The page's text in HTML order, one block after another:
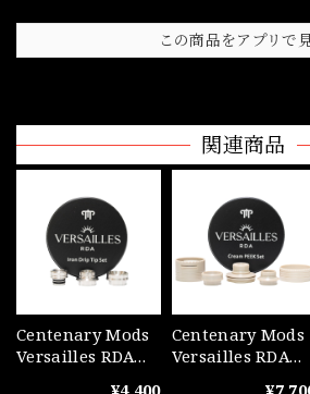
この商品をアプリで
関連商品
Centenary Mods
Versailles RDA
Centenary Mods
Versailles RDA